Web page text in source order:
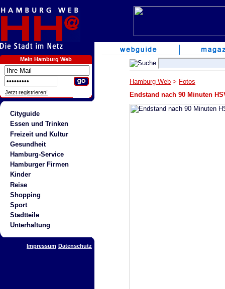
Mein Hamburg Web
Jetzt registrieren!
Cityguide
Essen und Trinken
Freizeit und Kultur
Gesundheit
Hamburg-Service
Hamburger Firmen
Kinder
Reise
Shopping
Sport
Stadtteile
Unterhaltung
Impressum Datenschutz
Hamburg Web > Fotos
Endstand nach 90 Minuten